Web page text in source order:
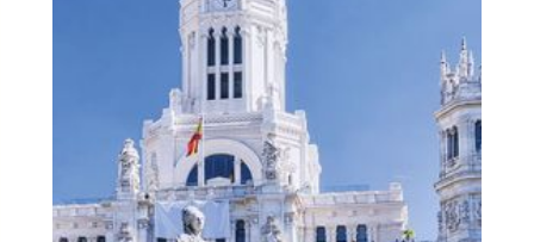
Eternal spring
Las Palmas, Spain
Distance
Audios Parcours